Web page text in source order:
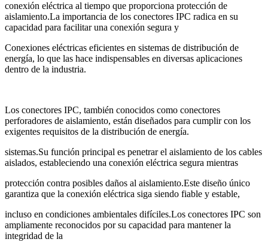
conexión eléctrica al tiempo que proporciona protección de
aislamiento.La importancia de los conectores IPC radica en su
capacidad para facilitar una conexión segura y
Conexiones eléctricas eficientes en sistemas de distribución de
energía, lo que las hace indispensables en diversas aplicaciones
dentro de la industria.
Los conectores IPC, también conocidos como conectores
perforadores de aislamiento, están diseñados para cumplir con los
exigentes requisitos de la distribución de energía.
sistemas.Su función principal es penetrar el aislamiento de los cables
aislados, estableciendo una conexión eléctrica segura mientras
protección contra posibles daños al aislamiento.Este diseño único
garantiza que la conexión eléctrica siga siendo fiable y estable,
incluso en condiciones ambientales difíciles.Los conectores IPC son
ampliamente reconocidos por su capacidad para mantener la
integridad de la